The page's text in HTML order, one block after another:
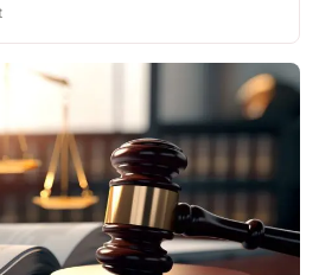
erfahren Sie, wie das